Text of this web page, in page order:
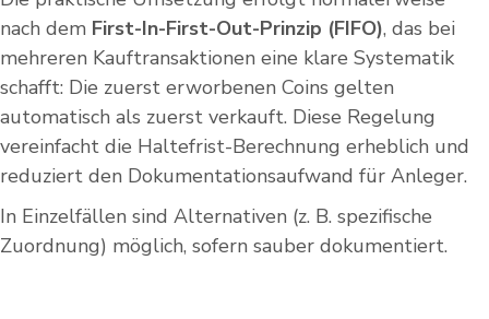
nach dem First-In-First-Out-Prinzip (FIFO), das bei
mehreren Kauftransaktionen eine klare Systematik
schafft: Die zuerst erworbenen Coins gelten
automatisch als zuerst verkauft. Diese Regelung
vereinfacht die Haltefrist-Berechnung erheblich und
reduziert den Dokumentationsaufwand für Anleger.
In Einzelfällen sind Alternativen (z. B. spezifische
Zuordnung) möglich, sofern sauber dokumentiert.